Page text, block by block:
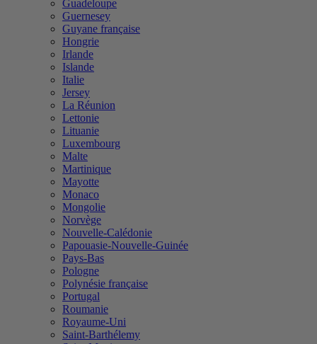
Guadeloupe
Guernesey
Guyane française
Hongrie
Irlande
Islande
Italie
Jersey
La Réunion
Lettonie
Lituanie
Luxembourg
Malte
Martinique
Mayotte
Monaco
Mongolie
Norvège
Nouvelle-Calédonie
Papouasie-Nouvelle-Guinée
Pays-Bas
Pologne
Polynésie française
Portugal
Roumanie
Royaume-Uni
Saint-Barthélemy